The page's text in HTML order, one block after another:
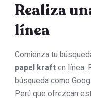
Realiza
línea
Comienza tu
papel kraft en línea.
búsqueda como
Perú que ofrezcan